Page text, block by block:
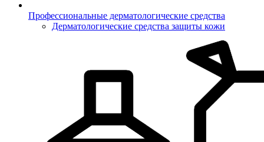
Профессиональные дерматологические средства
Дерматологические средства защиты кожи